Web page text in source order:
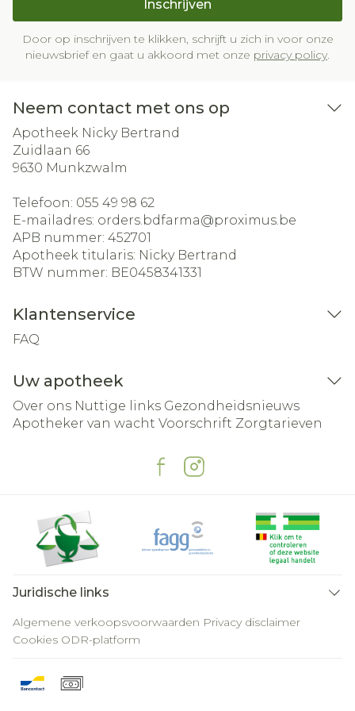
Inschrijven
Door op inschrijven te klikken, schrijft u zich in voor onze
nieuwsbrief en gaat u akkoord met onze privacy policy.
Neem contact met ons op
Apotheek Nicky Bertrand
Zuidlaan 66
9630 Munkzwalm
Telefoon: 055 49 98 62
E-mailadres: orders.bdfarma@proximus.be
APB nummer: 452701
Apotheek titularis: Nicky Bertrand
BTW nummer: BE0458341331
Klantenservice
FAQ
Uw apotheek
Over ons Nuttige links Gezondheidsnieuws
Apotheker van wacht Voorschrift Zorgtarieven
Juridische links
Algemene verkoopsvoorwaarden Privacy disclaimer
Cookies ODR-platform